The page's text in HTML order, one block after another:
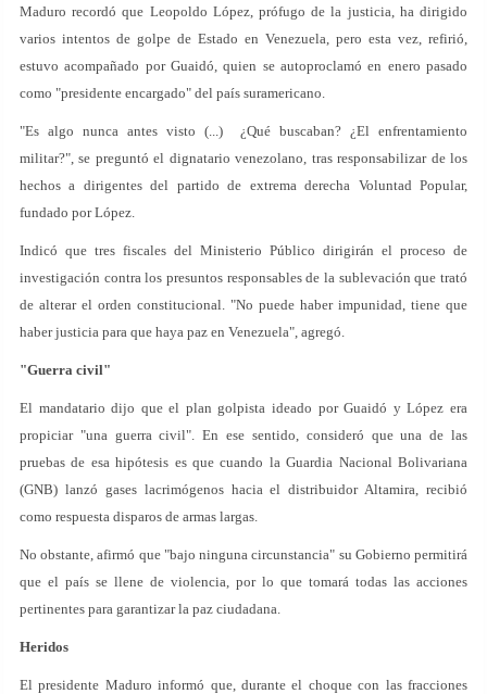
Maduro recordó que Leopoldo López, prófugo de la justicia, ha dirigido
varios intentos de golpe de Estado en Venezuela, pero esta vez, refirió,
estuvo acompañado por Guaidó, quien se autoproclamó en enero pasado
como "presidente encargado" del país suramericano.
"Es algo nunca antes visto (...) ¿Qué buscaban? ¿El enfrentamiento
militar?", se preguntó el dignatario venezolano, tras responsabilizar de los
hechos a dirigentes del partido de extrema derecha Voluntad Popular,
fundado por López.
Indicó que tres fiscales del Ministerio Público dirigirán el proceso de
investigación contra los presuntos responsables de la sublevación que trató
de alterar el orden constitucional. "No puede haber impunidad, tiene que
haber justicia para que haya paz en Venezuela", agregó.
"Guerra civil"
El mandatario dijo que el plan golpista ideado por Guaidó y López era
propiciar "una guerra civil". En ese sentido, consideró que una de las
pruebas de esa hipótesis es que cuando la Guardia Nacional Bolivariana
(GNB) lanzó gases lacrimógenos hacia el distribuidor Altamira, recibió
como respuesta disparos de armas largas.
No obstante, afirmó que "bajo ninguna circunstancia" su Gobierno permitirá
que el país se llene de violencia, por lo que tomará todas las acciones
pertinentes para garantizar la paz ciudadana.
Heridos
El presidente Maduro informó que, durante el choque con las fracciones